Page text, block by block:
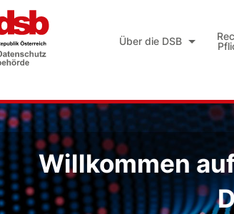
Über die DSB
Willkommen